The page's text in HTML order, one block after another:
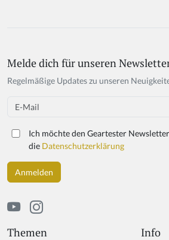
Themen Info
Melde dich für unseren
Regelmäßige Updates zu unseren
Email
Ich möchte den Geartester
die Datenschutzerklärung